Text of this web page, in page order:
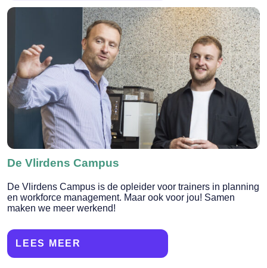
De Vlirdens Campus
De Vlirdens Campus is de opleider voor trainers in planning
en workforce management. Maar ook voor jou! Samen
maken we meer werkend!
LEES MEER